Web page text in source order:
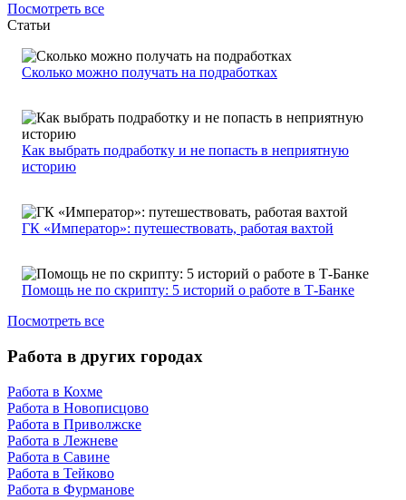
Посмотреть все
Статьи
Сколько можно получать на подработках
Как выбрать подработку и не попасть в неприятную
историю
ГК «Император»: путешествовать, работая вахтой
Помощь не по скрипту: 5 историй о работе в Т-Банке
Посмотреть все
Работа в других городах
Работа в Кохме
Работа в Новописцово
Работа в Приволжске
Работа в Лежневе
Работа в Савине
Работа в Тейково
Работа в Фурманове